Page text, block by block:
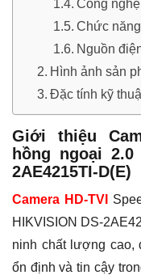
Công
Chức
Nguồn
Hình ảnh sản
Đặc tính kỹ
Giới thiệu
hồng ngoại 2.0
2AE4215TI-D(E)
Camera HD-TVI
HIKVISION DS-
ninh chất lượng cao,
ổn định và tin cậy